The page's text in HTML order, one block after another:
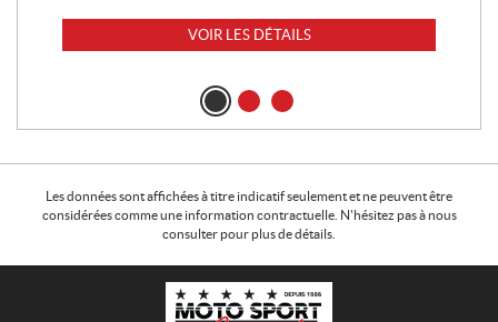
VOIR LES DÉTAILS
Les données sont affichées à titre indicatif seulement et ne peuvent être
considérées comme une information contractuelle. N'hésitez pas à nous
consulter pour plus de détails.